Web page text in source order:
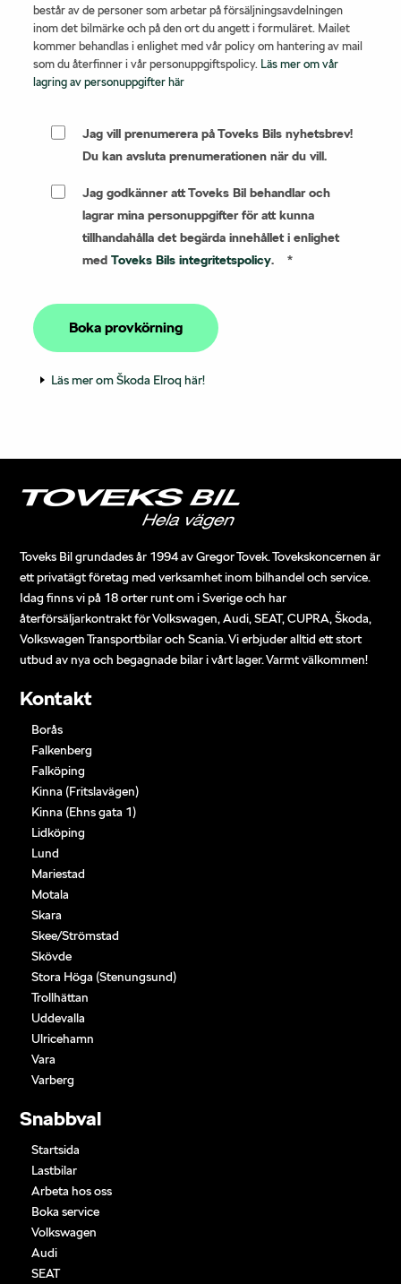
består av de personer som arbetar på försäljningsavdelningen
inom det bilmärke och på den ort du angett i formuläret. Mailet
kommer behandlas i enlighet med vår policy om hantering av mail
som du återfinner i vår personuppgiftspolicy. Läs mer om vår
lagring av personuppgifter här
Jag vill prenumerera på Toveks Bils nyhetsbrev!
Du kan avsluta prenumerationen när du vill.
Jag godkänner att Toveks Bil behandlar och
lagrar mina personuppgifter för att kunna
tillhandahålla det begärda innehållet i enlighet
med Toveks Bils integritetspolicy. *
Läs mer om Škoda Elroq här!
Toveks Bil grundades år 1994 av Gregor Tovek. Tovekskoncernen är
ett privatägt företag med verksamhet inom bilhandel och service.
Idag finns vi på 18 orter runt om i Sverige och har
återförsäljarkontrakt för Volkswagen, Audi, SEAT, CUPRA, Škoda,
Volkswagen Transportbilar och Scania. Vi erbjuder alltid ett stort
utbud av nya och begagnade bilar i vårt lager. Varmt välkommen!
Kontakt
Borås
Falkenberg
Falköping
Kinna (Fritslavägen)
Kinna (Ehns gata 1)
Lidköping
Lund
Mariestad
Motala
Skara
Skee/Strömstad
Skövde
Stora Höga (Stenungsund)
Trollhättan
Uddevalla
Ulricehamn
Vara
Varberg
Snabbval
Startsida
Lastbilar
Arbeta hos oss
Boka service
Volkswagen
Audi
SEAT